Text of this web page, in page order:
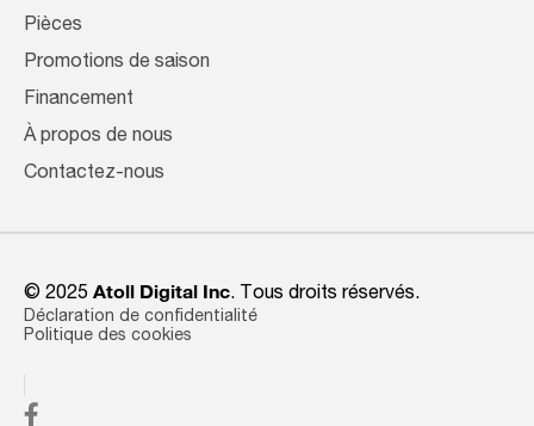
Pièces
Promotions de saison
Financement
À propos de nous
Contactez-nous
© 2025 Atoll Digital Inc. Tous droits réservés.
Déclaration de confidentialité
Politique des cookies